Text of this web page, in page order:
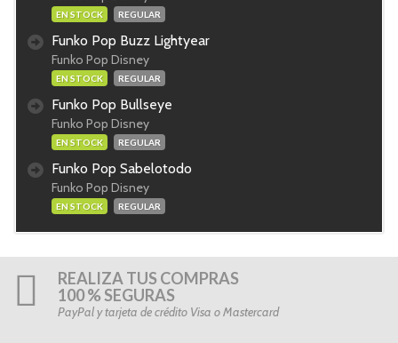
EN STOCK REGULAR
Funko Pop Buzz Lightyear
Funko Pop Disney
EN STOCK REGULAR
Funko Pop Bullseye
Funko Pop Disney
EN STOCK REGULAR
Funko Pop Sabelotodo
Funko Pop Disney
EN STOCK REGULAR
REALIZA TUS COMPRAS
100 % SEGURAS
PayPal y tarjeta de crédito Visa o Mastercard